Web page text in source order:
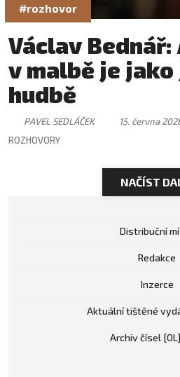
#rozhovor
Václav
v malbě je jako
hudbě
PAVEL SEDLÁČEK
15. června
ROZHOVORY
NAČÍST
Distribuční
Redakce
Inzerce
Aktuální tištěné
Archiv čísel